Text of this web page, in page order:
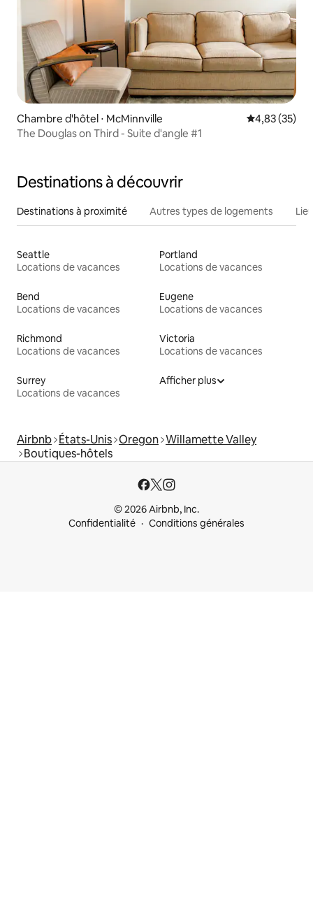
Chambre d'hôtel ⋅ McMinnville Évaluation
4,83 (35)
The Douglas on Third - Suite d'angle #1
Destinations à découvrir
Destinations à proximité Autres types de logements
Seattle
Locations de vacances
Portland
Locations de vacances
Bend
Locations de vacances
Eugene
Locations de vacances
Richmond
Locations de vacances
Victoria
Locations de vacances
Surrey
Locations de vacances
Afficher plus
Airbnb États-Unis Oregon Willamette Valley
Boutiques-hôtels
© 2026 Airbnb, Inc.
Confidentialité
Conditions générales